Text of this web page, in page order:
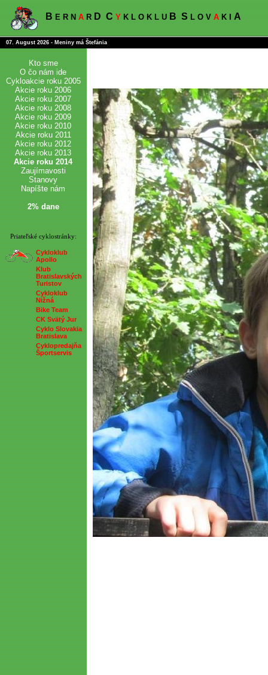
B E R N A R D C Y K L O K L U B S L O V A K I A
07. August 2026 - Meniny má Štefánia
Kto sme
O čo nám ide
Cykloakcie roku 2005
Akcie roku 2006
Akcie roku 2007
Akcie roku 2008
Akcie roku 2009
Akcie roku 2010
Akcie roku 2011
Akcie roku 2012
Akcie roku 2013
Akcie roku 2014
Zaujímavosti
Stanovy
Napíšte nám
2% dane
Priateľské cyklostránky:
Cykloklub
Apollo
Klub
Bratislavských
Turistov
Cykloklub
Nižná
Bike Team
CK Svätý Jur
Cyklo Slovakia
Bratislava
Cyklopredajňa
Športservis